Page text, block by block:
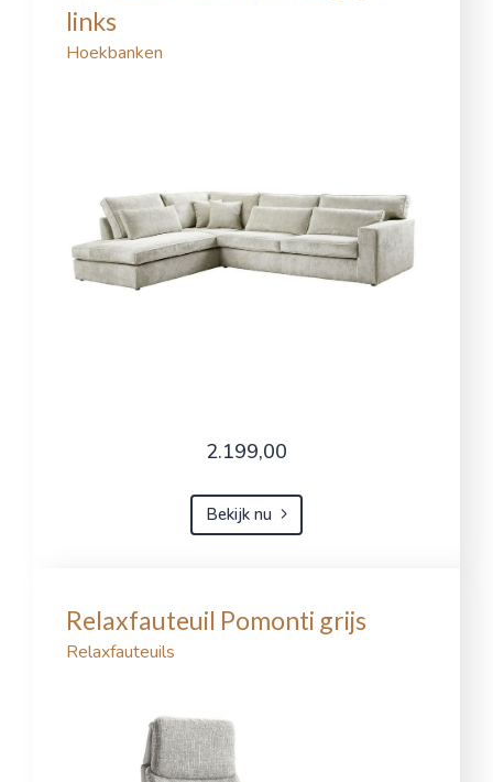
links
Hoekbanken
2.199,00
Bekijk nu
Relaxfauteuil Pomonti grijs
Relaxfauteuils